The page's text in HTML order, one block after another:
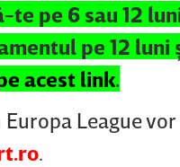
pe 6 sau 12
pe 12 luni
acest link.
League
.